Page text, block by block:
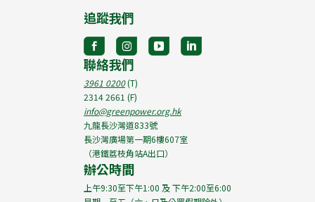
追蹤我們
聯絡我們
3961 0200(T)
2314 2661 (F)
info@greenpower.org.hk
九龍長沙灣道833號
長沙灣廣場第一期6樓607室
（港鐵荔枝角站A出口）
辦公時間
上午9:30至下午1:00 及 下午2:00至6:00